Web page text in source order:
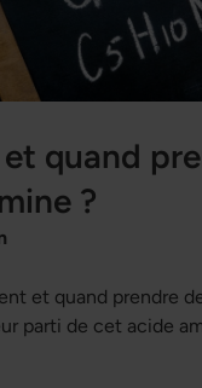
quand
?
et quand prendre
parti de cet acide